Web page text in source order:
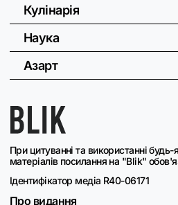
При цитуванні та використанні будь-
матеріалів посилання на "Blik"
Ідентифікатор медіа R40-06171
Про видання
Кулінарія
Наука
Азарт